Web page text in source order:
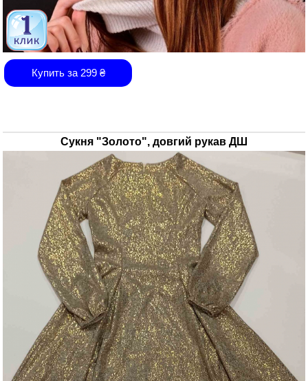
Купить за 299₴
Сукня "Золото", довгий рукав ДШ